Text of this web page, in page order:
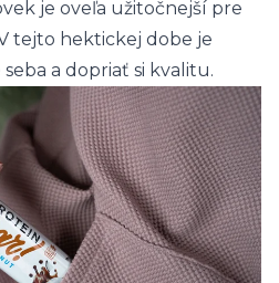
je oveľa užitočnejší pre
tejto hektickej dobe je
a dopriať si kvalitu.